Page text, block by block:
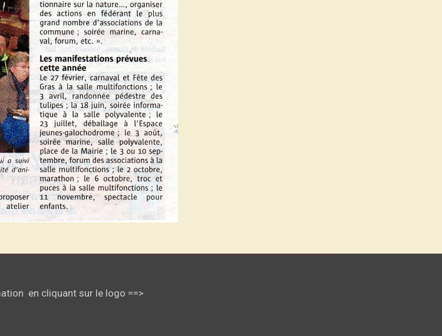
en cliquant sur le logo ==>